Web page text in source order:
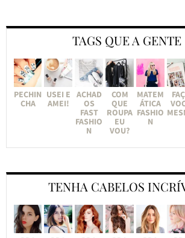
TAGS QUE A GENTE
PECHIN
CHA
USEI E
AMEI!
ACHAD
OS
FAST
FASHIO
N
COM
QUE
ROUPA
EU
VOU?
MATEM
ÁTICA
FASHIO
N
TENHA CABELOS